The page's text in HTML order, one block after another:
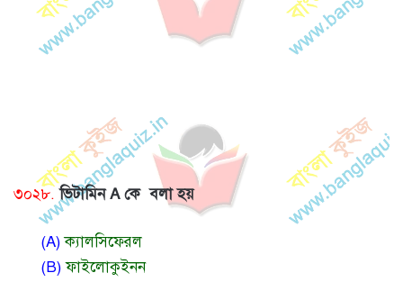
৩০২৮. ভিটামিন A কে বলা হয়
(A)ক্যালসিফেরল
(B)ফাইলোকুইনন